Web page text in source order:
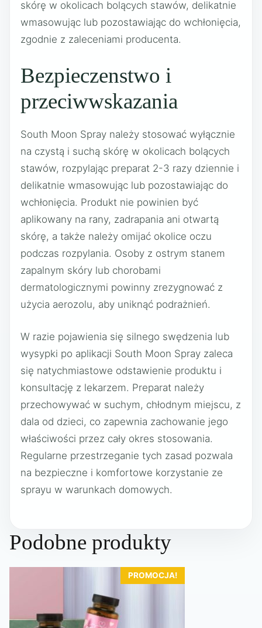
skórę w okolicach bolących stawów, delikatnie
wmasowując lub pozostawiając do wchłonięcia,
zgodnie z zaleceniami producenta.
Bezpieczenstwo i
przeciwwskazania
South Moon Spray należy stosować wyłącznie
na czystą i suchą skórę w okolicach bolących
stawów, rozpylając preparat 2-3 razy dziennie i
delikatnie wmasowując lub pozostawiając do
wchłonięcia. Produkt nie powinien być
aplikowany na rany, zadrapania ani otwartą
skórę, a także należy omijać okolice oczu
podczas rozpylania. Osoby z ostrym stanem
zapalnym skóry lub chorobami
dermatologicznymi powinny zrezygnować z
użycia aerozolu, aby uniknąć podrażnień.
W razie pojawienia się silnego swędzenia lub
wysypki po aplikacji South Moon Spray zaleca
się natychmiastowe odstawienie produktu i
konsultację z lekarzem. Preparat należy
przechowywać w suchym, chłodnym miejscu, z
dala od dzieci, co zapewnia zachowanie jego
właściwości przez cały okres stosowania.
Regularne przestrzeganie tych zasad pozwala
na bezpieczne i komfortowe korzystanie ze
sprayu w warunkach domowych.
Podobne produkty
PROMOCJA!